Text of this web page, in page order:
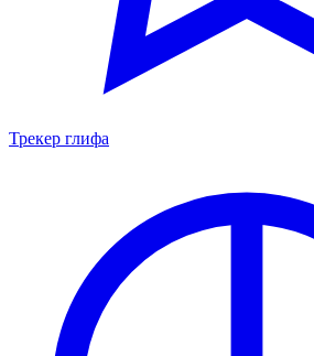
Трекер глифа